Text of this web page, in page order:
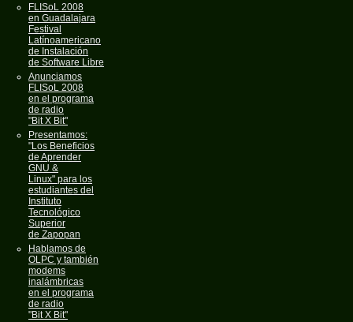
FLISoL 2008
en Guadalajara
Festival
Latínoamericano
de Instalación
de Software Libre
Anunciamos
FLISoL 2008
en el programa
de radio
"Bit X Bit"
Presentamos:
"Los Beneficios
de Aprender
GNU &
Linux" para los
estudiantes del
Instituto
Tecnológico
Superior
de Zapopan
Hablamos de
OLPC y también
modems
inalámbricas
en el programa
de radio
"Bit X Bit"